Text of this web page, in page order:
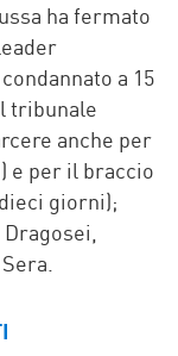
ha fermato
a 15
tribunale
anche per
e per il braccio
giorni);